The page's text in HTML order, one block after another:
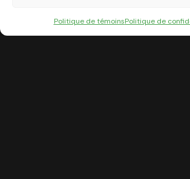
Politique de témoinsPolitique de